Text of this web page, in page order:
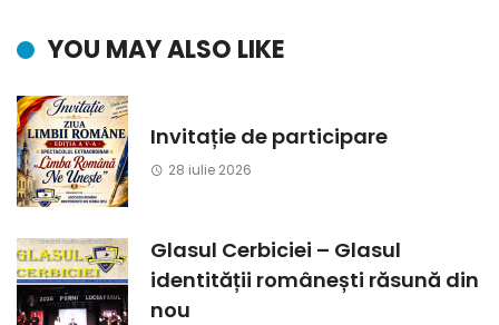
YOU MAY ALSO LIKE
Invitație de participare
28 iulie 2026
Glasul Cerbiciei – Glasul
identității românești răsună din
nou